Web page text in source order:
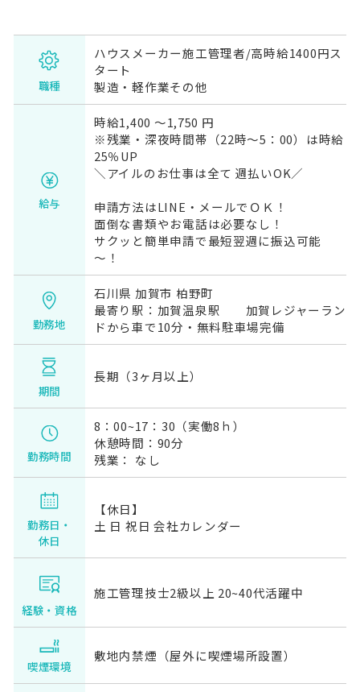
職種
ハウスメーカー施工管理者/高時給1400円ス
タート
製造・軽作業その他
給与
時給1,400 〜1,750 円
※残業・深夜時間帯（22時～5：00）は時給
25％UP
＼アイルのお仕事は全て 週払いOK／
申請方法はLINE・メールでＯＫ！
面倒な書類やお電話は必要なし！
サクッと簡単申請で最短翌週に振込可能
～！
勤務地
石川県 加賀市 柏野町
最寄り駅：加賀温泉駅 加賀レジャーラン
ドから車で10分・無料駐車場完備
期間
長期（3ヶ月以上）
勤務時間
8：00~17：30（実働8ｈ）
休憩時間：90分
残業： なし
勤務日・
休日
【休日】
土 日 祝日 会社カレンダー
経験・資格
施工管理技士2級以上 20~40代活躍中
喫煙環境
敷地内禁煙（屋外に喫煙場所設置）